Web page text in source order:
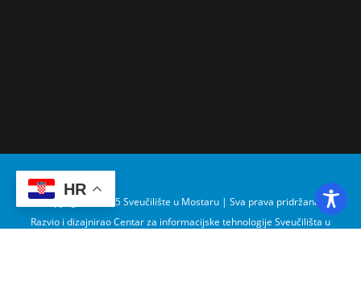
Copyright © 2025 Sveučilište u Mostaru | Sva prava pridržana
Razvio i dizajnirao Centar za informacijske tehnologije Sveučilišta u
HR